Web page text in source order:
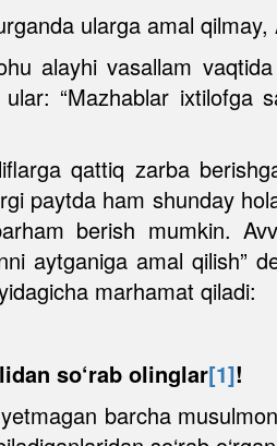
ularga amal
alayhi vasallam
“Mazhablar ixtilofga
qattiq zarba
paytda ham shunday
berish mumkin.
aytganiga amal qilish”
marhamat qiladi:
so‘rab olinglar[1]!
barcha